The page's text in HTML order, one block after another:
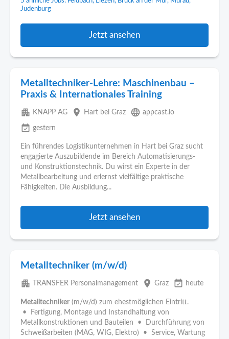
Judenburg
Jetzt ansehen
Metalltechniker-Lehre: Maschinenbau –
Praxis & Internationales Training
apartment KNAPP AG place Hart bei Graz language appcast.io
event_available gestern
Ein führendes Logistikunternehmen in Hart bei Graz sucht
engagierte Auszubildende im Bereich Automatisierungs-
und Konstruktionstechnik. Du wirst ein Experte in der
Metallbearbeitung und erlernst vielfältige praktische
Fähigkeiten. Die Ausbildung...
Jetzt ansehen
Metalltechniker (m/w/d)
apartment TRANSFER Personalmanagement place Graz event_available heute
Metalltechniker (m/w/d) zum ehestmöglichen Eintritt.
• Fertigung, Montage und Instandhaltung von
Metallkonstruktionen und Bauteilen • Durchführung von
Schweißarbeiten (MAG, WIG, Elektro) • Service, Wartung